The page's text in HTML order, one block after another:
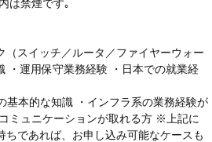
は禁煙です｡
（スイッチ／ルータ／ファイヤーウォー
・運用保守業務経験 ・日本での就業経
基本的な知識 ・インフラ系の業務経験が
ミュニケーションが取れる方 ※上記に
ちであれば、お申し込み可能なケースも